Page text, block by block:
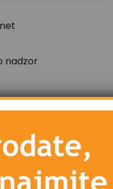
nadzor
u sklopu poslovne